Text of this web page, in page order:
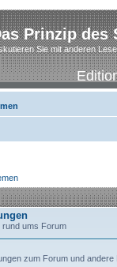
Prinzip des
Sie mit anderen
rund ums Forum
zum Forum und andere